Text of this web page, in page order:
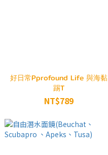
好日常Pprofound Life 與海黏
踢T
NT$789